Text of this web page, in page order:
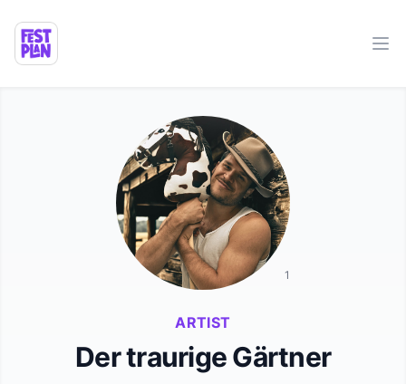
ARTIST
Der traurige Gärtner
1